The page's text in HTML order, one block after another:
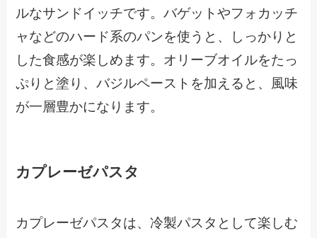
ルなサンドイッチです。バゲットやフォカッチ
ャなどのハード系のパンを使うと、しっかりと
した食感が楽しめます。オリーブオイルをたっ
ぷりと塗り、バジルペーストを加えると、風味
が一層豊かになります。
カプレーゼパスタ
カプレーゼパスタは、冷製パスタとして楽しむ